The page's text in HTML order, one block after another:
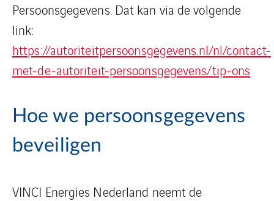
Persoonsgegevens. Dat kan via de volgende
link:
https://autoriteitpersoonsgegevens.nl/nl/contact-
met-de-autoriteit-persoonsgegevens/tip-ons
Hoe we persoonsgegevens
beveiligen
VINCI Energies Nederland neemt de